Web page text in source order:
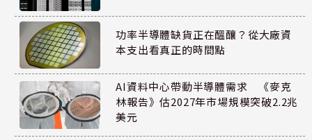
功率半導體缺貨正在醞釀？從大廠資
本支出看真正的時間點
AI資料中心帶動半導體需求 《麥克
林報告》估2027年市場規模突破2.2兆
美元